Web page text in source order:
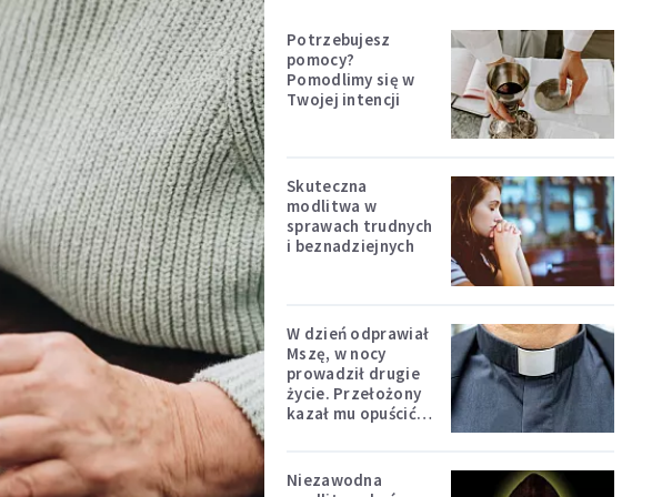
Potrzebujesz
pomocy?
Pomodlimy się w
Twojej intencji
Skuteczna
modlitwa w
sprawach trudnych
i beznadziejnych
W dzień odprawiał
Mszę, w nocy
prowadził drugie
życie. Przełożony
kazał mu opuścić
Niezawodna